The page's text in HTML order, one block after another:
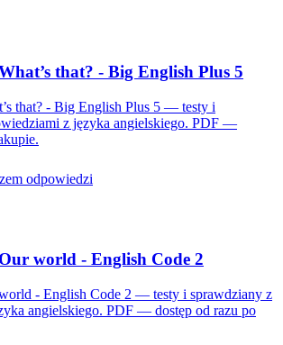
that? - Big English Plus 5
that? - Big English Plus 5 — testy i
z języka angielskiego. PDF —
odpowiedzi
world - English Code 2
- English Code 2 — testy i sprawdziany z
angielskiego. PDF — dostęp od razu po